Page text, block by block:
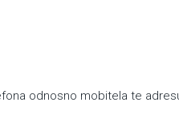
odnosno mobitela te